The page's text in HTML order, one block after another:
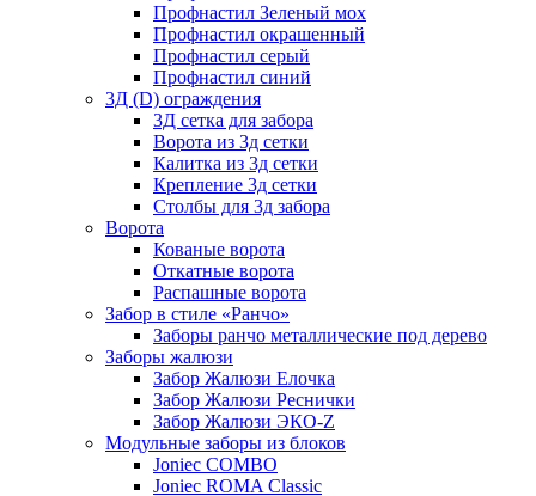
Профнастил Зеленый мох
Профнастил окрашенный
Профнастил серый
Профнастил синий
3Д (D) ограждения
3Д сетка для забора
Ворота из 3д сетки
Калитка из 3д сетки
Крепление 3д сетки
Столбы для 3д забора
Ворота
Кованые ворота
Откатные ворота
Распашные ворота
Забор в стиле «Ранчо»
Заборы ранчо металлические под дерево
Заборы жалюзи
Забор Жалюзи Елочка
Забор Жалюзи Реснички
Забор Жалюзи ЭКО-Z
Модульные заборы из блоков
Joniec COMBO
Joniec ROMA Classic